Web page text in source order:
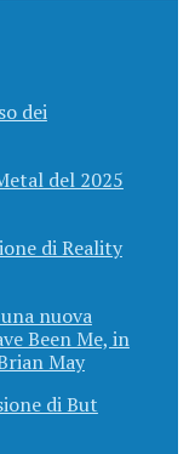
dei
del 2025
di Reality
nuova
Been Me, in
May
di But